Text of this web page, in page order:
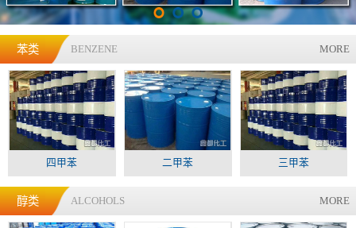
苯类 BENZENE MORE
四甲苯 二甲苯 三甲苯
醇类 ALCOHOLS MORE